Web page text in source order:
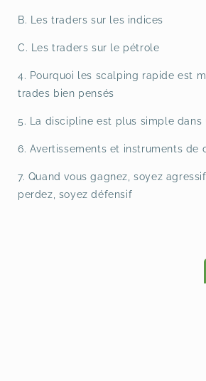
B. Les traders sur les indices
C. Les traders sur le pétrole
4. Pourquoi les scalping rapide est
trades bien pensés
5. La discipline est plus simple dans
6. Avertissements et instruments de
7. Quand vous gagnez, soyez
perdez, soyez défensif